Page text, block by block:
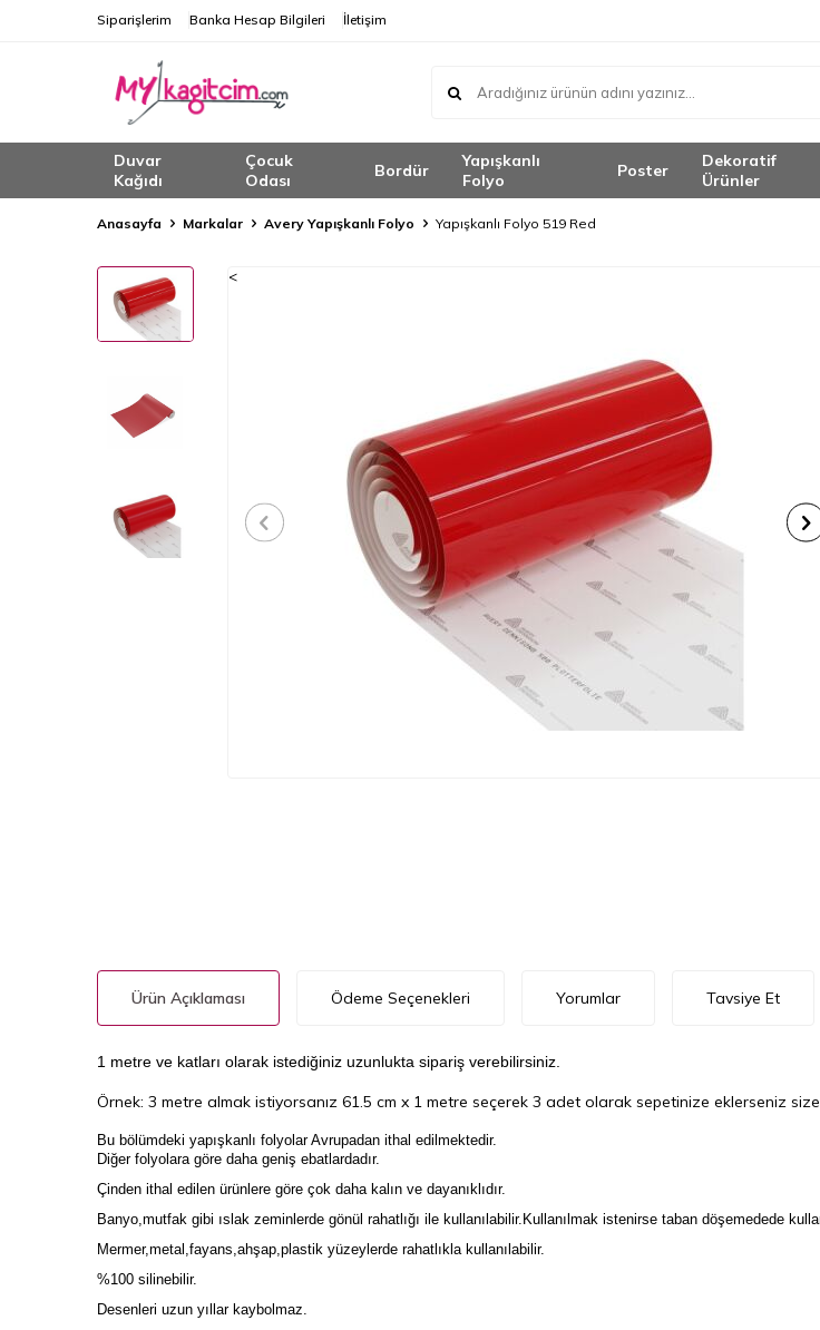
Siparişlerim Banka Hesap Bilgileri İletişim
Duvar
Kağıdı
Çocuk
Odası
Bordür
Yapışkanlı
Folyo
Poster
Dekoratif
Ürünler
Anasayfa Markalar Avery Yapışkanlı Folyo Yapışkanlı Folyo 519 Red
<
Ürün Açıklaması Ödeme Seçenekleri Yorumlar Tavsiye Et
1 metre ve katları olarak istediğiniz uzunlukta sipariş verebilirsiniz.
Örnek: 3 metre almak istiyorsanız 61.5 cm x 1 metre seçerek 3 adet olarak sepetinize eklerseniz
Bu bölümdeki yapışkanlı folyolar Avrupadan ithal edilmektedir.
Diğer folyolara göre daha geniş ebatlardadır.
Çinden ithal edilen ürünlere göre çok daha kalın ve dayanıklıdır.
Banyo,mutfak gibi ıslak zeminlerde gönül rahatlığı ile kullanılabilir.Kullanılmak istenirse taban döşemedede
Mermer,metal,fayans,ahşap,plastik yüzeylerde rahatlıkla kullanılabilir.
%100 silinebilir.
Desenleri uzun yıllar kaybolmaz.